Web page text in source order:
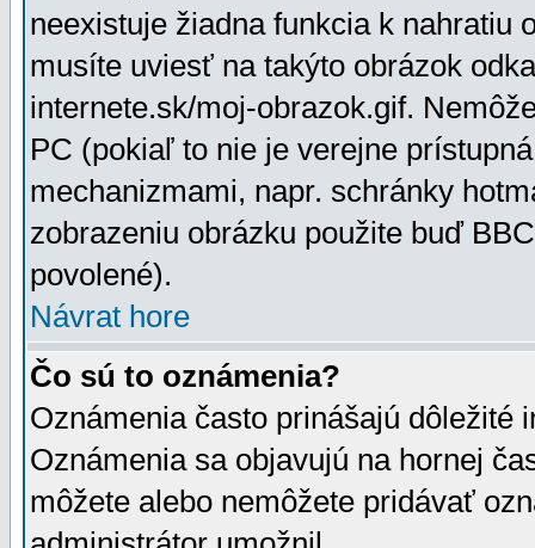
neexistuje žiadna funkcia k nahratiu
musíte uviesť na takýto obrázok
internete.sk/moj-obrazok.gif.
PC (pokiaľ to nie je verejne
mechanizmami, napr. schránky
zobrazeniu obrázku použite buď
povolené).
Návrat hore
Čo sú to oznámenia?
Oznámenia často prinášajú dôležité
Oznámenia sa objavujú na hornej
môžete alebo nemôžete pridávať